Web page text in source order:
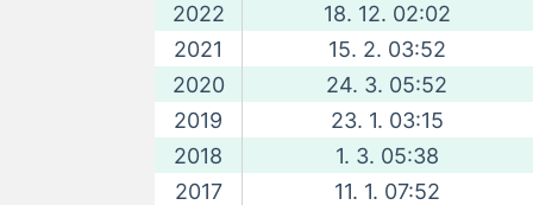
2022
18. 12. 02:02
2021
15. 2. 03:52
2020
24. 3. 05:52
2019
23. 1. 03:15
2018
1. 3. 05:38
2017
11. 1. 07:52